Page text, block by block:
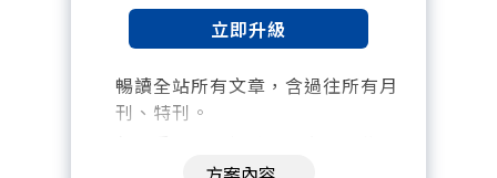
立即升級
暢讀全站所有文章，含過往所有月
刊、特刊。​